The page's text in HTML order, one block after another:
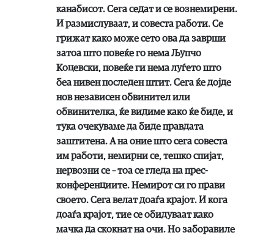
канабисот. Сега седат и се вознемирени.
И размислуваат, и совеста работи. Се
грижат како може сето ова да заврши
затоа што повеќе го нема Љупчо
Коцевски, повеќе ги нема луѓето што
беа нивен последен штит. Сега ќе дојде
нов независен обвинител или
обвинителка, ќе видиме како ќе биде, и
тука очекуваме да биде правдата
заштитена. А на оние што сега совеста
им работи, немирни се, тешко спијат,
нервозни се – тоа се гледа на прес-
конференциите. Немирот си го прави
своето. Сега велат доаѓа крајот. И кога
доаѓа крајот, тие се обидуваат како
мачка да скокнат на очи. Но заборавиле